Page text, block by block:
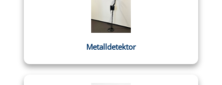
Metalldetektor